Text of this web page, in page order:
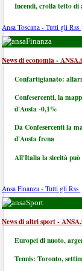
Incendi, crolla tetto di
Ansa Toscana - Tutti gli Rss
Finanza
News di economia -
Confartigianato:
Confesercenti, la
d'Aosta -0,1%
Da Confesercenti la
d'Aosta frena
All'Italia la siccità
Ansa Finanza - Tutti gli Rss
Sport
News di altri sport -
Europei di nuoto,
Tennis: Toronto,